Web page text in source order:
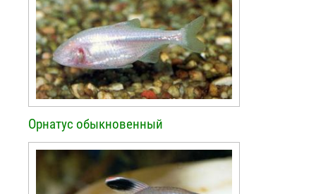
Орнатус обыкновенный